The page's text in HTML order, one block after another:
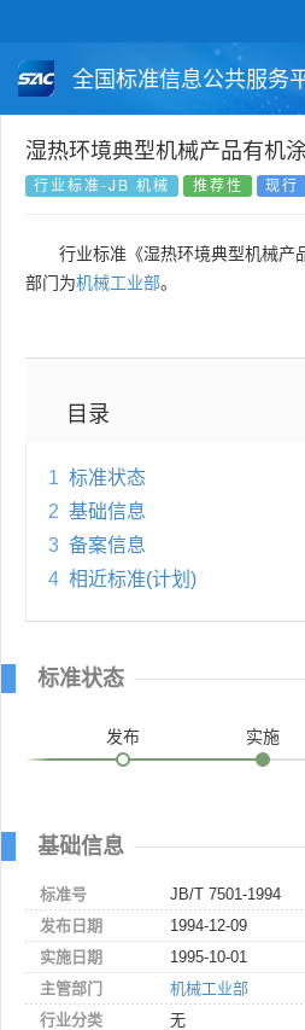
全国标准信息公共服务
国家标准 行业标
国外标准 技术委员
湿热环境典型机械产品有机
行业标准-JB 机械 推荐性 现行
行业标准《湿热环境典型机械产
部门为机械工业部。
目录
1 标准状态
2 基础信息
3 备案信息
4 相近标准(计划)
标准状态
发布 实施
基础信息
标准号
JB/T 7501-1994
发布日期
1994-12-09
实施日期
1995-10-01
主管部门
机械工业部
行业分类
无